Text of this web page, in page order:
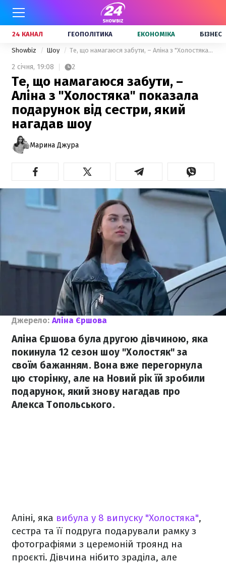
24 КАНАЛ ГЕОПОЛІТИКА ЕКОНОМІКА БІЗНЕС
Showbiz Шоу Те, що намагаюся забути, – Аліна з "Холостяка" показала подарунок від сестри, який нагадав шоу
2 січня, 19:08 2
Те, що намагаюся забути, –
Аліна з "Холостяка" показала
подарунок від сестри, який
нагадав шоу
Марина Джура
Джерело: Аліна Єршова
Аліна Єршова була другою дівчиною, яка
покинула 12 сезон шоу "Холостяк" за
своїм бажанням. Вона вже перегорнула
цю сторінку, але на Новий рік їй зробили
подарунок, який знову нагадав про
Алекса Топольського.
Аліні, яка вибула у 8 випуску "Холостяка",
сестра та її подруга подарували рамку з
фотографіями з церемоній троянд на
проєкті. Дівчина нібито зраділа, але